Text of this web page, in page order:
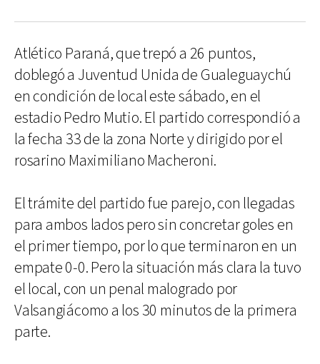
Atlético Paraná, que trepó a 26 puntos,
doblegó a Juventud Unida de Gualeguaychú
en condición de local este sábado, en el
estadio Pedro Mutio. El partido correspondió a
la fecha 33 de la zona Norte y dirigido por el
rosarino Maximiliano Macheroni.
El trámite del partido fue parejo, con llegadas
para ambos lados pero sin concretar goles en
el primer tiempo, por lo que terminaron en un
empate 0-0. Pero la situación más clara la tuvo
el local, con un penal malogrado por
Valsangiácomo a los 30 minutos de la primera
parte.